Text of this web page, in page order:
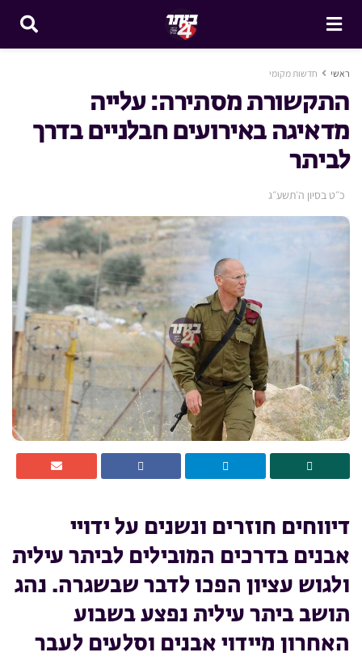
ראשי חדשות מקומי
התקשורת מסתירה: עלייה
מדאיגה באירועים חבלניים בדרך
לביתר
כ״ט בסיון ה׳תשע״ג
דיווחים חוזרים ונשנים על ידויי
אבנים בדרכים המובילים לביתר עילית
ולגוש עציון הפכו לדבר שבשגרה. נהג
תושב ביתר עילית נפצע בשבוע
האחרון מיידוי אבנים וסלעים לעבר